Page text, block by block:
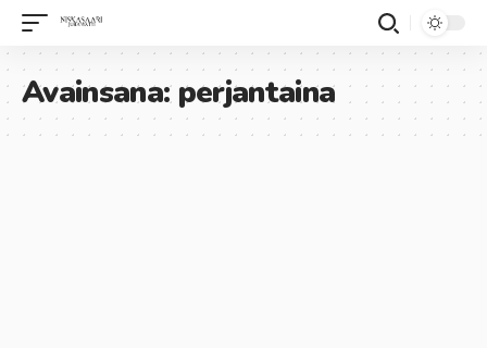
Avainsana:perjantaina